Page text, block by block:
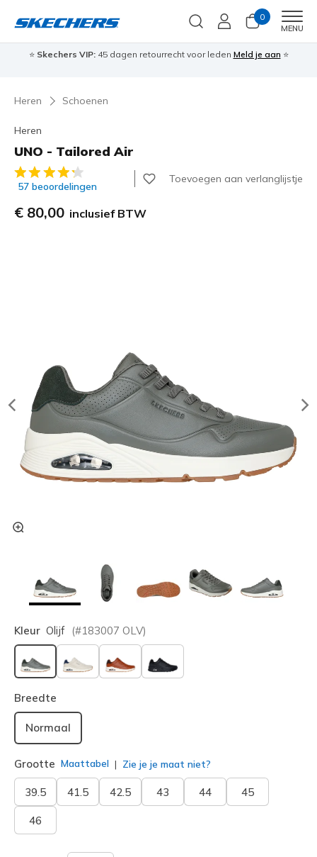
0
MENU
⭐ Skechers VIP:45 dagen retourrecht voor leden Meld je aan ⭐
Heren Schoenen
Heren
UNO - Tailored Air
4,8 van de 5 klantbeoordelingen
57 beoordelingen
Toevoegen aan verlanglijstje
€ 80,00 inclusief BTW
Kleur Olijf (#183007 OLV)
geselecteerd
Breedte
Normaal
Grootte Maattabel Zie je je maat niet?
39.5 41.5 42.5 43 44 45
46